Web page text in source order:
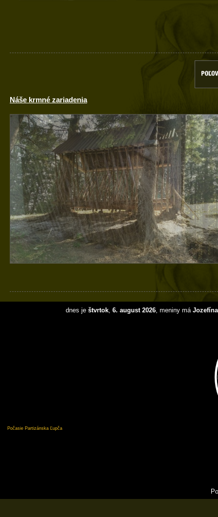
Náše krmné zariadenia
dnes je štvrtok, 6. august 2026, meniny má Jozefína
Počasie Partizánska Ľupča